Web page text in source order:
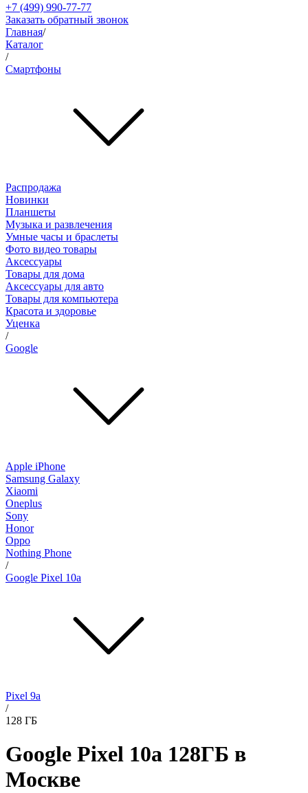
+7 (499) 990-77-77
Заказать обратный звонок
Главная/
Каталог
/
Смартфоны
Распродажа
Новинки
Планшеты
Музыка и развлечения
Умные часы и браслеты
Фото видео товары
Аксессуары
Товары для дома
Аксессуары для авто
Товары для компьютера
Красота и здоровье
Уценка
/
Google
Apple iPhone
Samsung Galaxy
Xiaomi
Oneplus
Sony
Honor
Oppo
Nothing Phone
/
Google Pixel 10a
Pixel 9a
/
128 ГБ
Google Pixel 10a 128ГБ в
Москве